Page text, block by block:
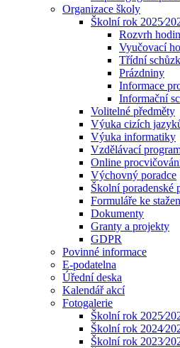
Organizace školy
Školní rok
Rozvrh hodin
Vyučovací
Třídní
Prázdniny
Informace
Informační
Volitelné předměty
Výuka cizích
Výuka informatiky
Vzdělávací
Online
Výchovný poradce
Školní poradenské
Formuláře ke
Dokumenty
Granty a projekty
GDPR
Povinné informace
E-podatelna
Úřední deska
Kalendář akcí
Fotogalerie
Školní rok
Školní rok
Školní rok